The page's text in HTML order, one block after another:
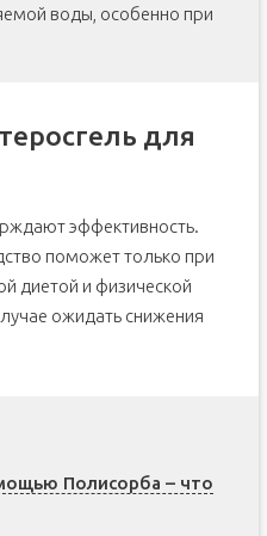
воды, особенно при
для
эффективность.
поможет только при
диетой и физической
ожидать снижения
Полисорба – что